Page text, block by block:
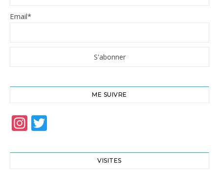
Email*
ME SUIVRE
Instagram
VISITES